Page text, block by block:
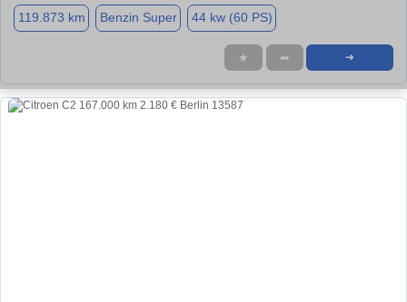
119.873 km Benzin Super 44 kw (60 PS)
★ ➦ ➜